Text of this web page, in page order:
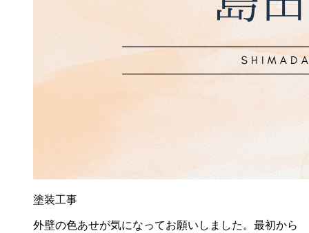
塗装工事
外壁の色あせが気になってお願いしました。最初から